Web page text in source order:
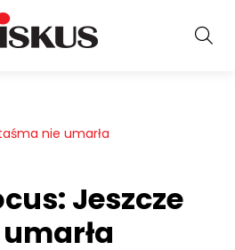
nie umarła
Jeszcze